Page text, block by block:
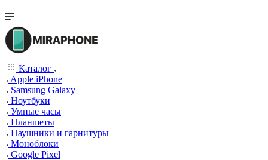
Каталог
Apple iPhone
Samsung Galaxy
Ноутбуки
Умные часы
Планшеты
Наушники и гарнитуры
Моноблоки
Google Pixel